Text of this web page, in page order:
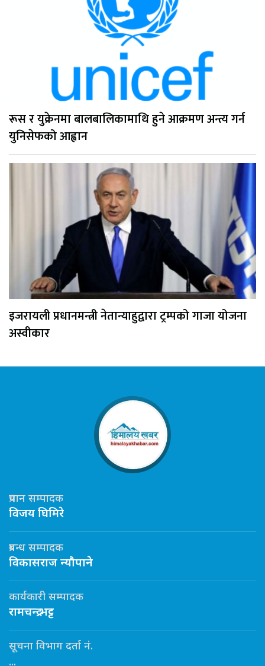
रूस र युक्रेनमा बालबालिकामाथि हुने आक्रमण अन्त्य गर्न
युनिसेफको आह्वान
इजरायली प्रधानमन्त्री नेतान्याहुद्वारा ट्रम्पको गाजा योजना
अस्वीकार
प्रधान सम्पादक
विजय घिमिरे
प्रबन्ध सम्पादक
विकासराज न्यौपाने
कार्यकारी सम्पादक
रामचन्द्र भट्ट
सूचना विभाग दर्ता नं.
...